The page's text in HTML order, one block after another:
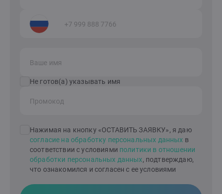
Ваше имя
Не готов(а) указывать имя
Промокод
Нажимая на кнопку «ОСТАВИТЬ ЗАЯВКУ», я даю
согласие на обработку персональных данных в
соответствии с условиями политики в отношении
обработки персональных данных, подтверждаю,
что ознакомился и согласен с ее условиями